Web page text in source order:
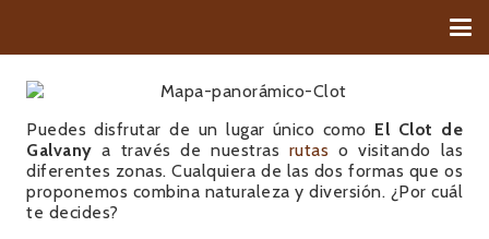
Puedes disfrutar de un lugar único como El Clot de
Galvany a través de nuestras rutas o visitando las
diferentes zonas. Cualquiera de las dos formas que os
proponemos combina naturaleza y diversión. ¿Por cuál
te decides?